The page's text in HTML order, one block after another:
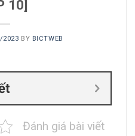
10]
2023 BY BICTWEB
Đánh giá bài viết